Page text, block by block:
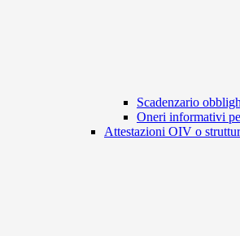
Scadenzario
Oneri informativi
Attestazioni OIV o